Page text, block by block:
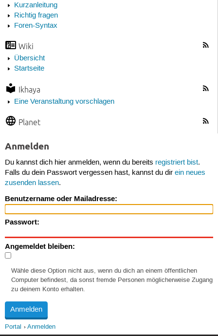
Kurzanleitung
Richtig fragen
Foren-Syntax
Wiki
Übersicht
Startseite
Ikhaya
Eine Veranstaltung vorschlagen
Planet
Anmelden
Du kannst dich hier anmelden, wenn du bereits registriert bist.
Falls du dein Passwort vergessen hast, kannst du dir ein neues
zusenden lassen.
Benutzername oder Mailadresse:
Passwort:
Angemeldet bleiben:
Wähle diese Option nicht aus, wenn du dich an einem öffentlichen
Computer befindest, da sonst fremde Personen möglicherweise Zugang
zu deinem Konto erhalten.
Portal Anmelden